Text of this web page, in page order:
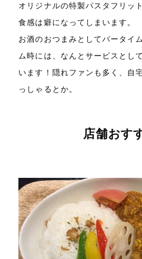
オリジナルの特製パスタフリッ
食感は癖になってしまいます。
お酒のおつまみとしてバータイ
ム時には、なんとサービスとし
います！隠れファンも多く、自
っしゃるとか。
店舗おす